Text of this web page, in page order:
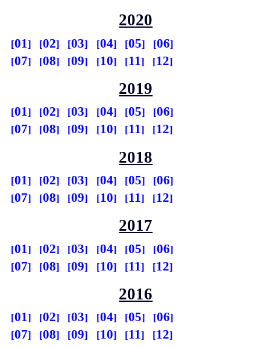
2020
01 02 03 04 05
06
07
08 09 10 11 12
2019
01 02 03 04 05
06
07
08 09 10 11 12
2018
01 02 03 04 05
06
07
08 09 10 11 12
2017
01 02 03 04 05
06
07
08 09 10 11 12
2016
01 02 03 04 05
06
07
08 09 10 11 12